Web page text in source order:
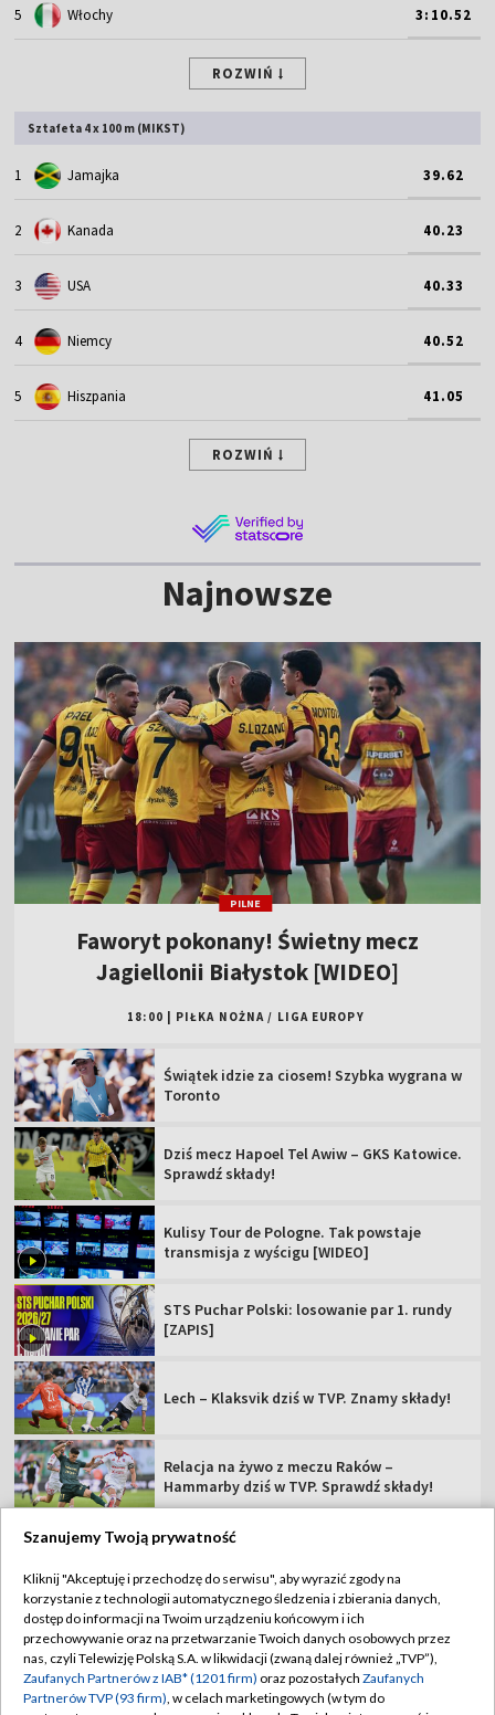
5 Włochy 3:10.52
ROZWIŃ
Sztafeta 4 x 100 m (MIKST)
1 Jamajka 39.62
2 Kanada 40.23
3 USA 40.33
4 Niemcy 40.52
5 Hiszpania 41.05
ROZWIŃ
Najnowsze
PILNE
Faworyt pokonany! Świetny mecz
Jagiellonii Białystok [WIDEO]
18:00 PIŁKA NOŻNA / LIGA EUROPY
Świątek idzie za ciosem! Szybka wygrana w
Toronto
Dziś mecz Hapoel Tel Awiw – GKS Katowice.
Sprawdź składy!
Kulisy Tour de Pologne. Tak powstaje
transmisja z wyścigu [WIDEO]
STS Puchar Polski: losowanie par 1. rundy
[ZAPIS]
Lech – Klaksvik dziś w TVP. Znamy składy!
Relacja na żywo z meczu Raków –
Hammarby dziś w TVP. Sprawdź składy!
TVP
Abonament TVP
Sklep TVP
Biuro Reklamy
Regulamin TVP
Polityka prywatności
Moje zgody
Szanujemy Twoją prywatność
Kliknij "Akceptuję i przechodzę do serwisu", aby wyrazić zgody na
korzystanie z technologii automatycznego śledzenia i zbierania danych,
dostęp do informacji na Twoim urządzeniu końcowym i ich
przechowywanie oraz na przetwarzanie Twoich danych osobowych przez
nas, czyli Telewizję Polską S.A. w likwidacji (zwaną dalej również „TVP”),
Zaufanych Partnerów z IAB* (1201 firm) oraz pozostałych Zaufanych
Partnerów TVP (93 firm), w celach marketingowych (w tym do